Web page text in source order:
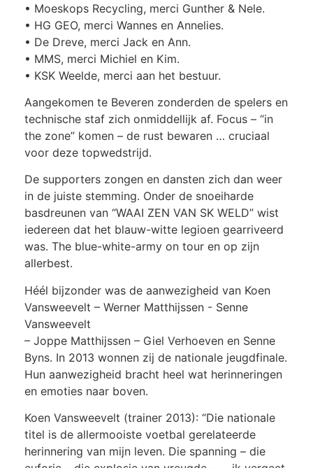
• Moeskops Recycling, merci Gunther & Nele.
• HG GEO, merci Wannes en Annelies.
• De Dreve, merci Jack en Ann.
• MMS, merci Michiel en Kim.
• KSK Weelde, merci aan het bestuur.
Aangekomen te Beveren zonderden de spelers en
technische staf zich onmiddellijk af. Focus – “in
the zone” komen – de rust bewaren … cruciaal
voor deze topwedstrijd.
De supporters zongen en dansten zich dan weer
in de juiste stemming. Onder de snoeiharde
basdreunen van “WAAI ZEN VAN SK WELD” wist
iedereen dat het blauw-witte legioen gearriveerd
was. The blue-white-army on tour en op zijn
allerbest.
Héél bijzonder was de aanwezigheid van Koen
Vansweevelt – Werner Matthijssen - Senne
Vansweevelt
– Joppe Matthijssen – Giel Verhoeven en Senne
Byns. In 2013 wonnen zij de nationale jeugdfinale.
Hun aanwezigheid bracht heel wat herinneringen
en emoties naar boven.
Koen Vansweevelt (trainer 2013): “Die nationale
titel is de allermooiste voetbal gerelateerde
herinnering van mijn leven. Die spanning – die